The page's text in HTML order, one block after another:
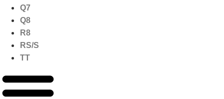
Q7
Q8
R8
RS/S
TT